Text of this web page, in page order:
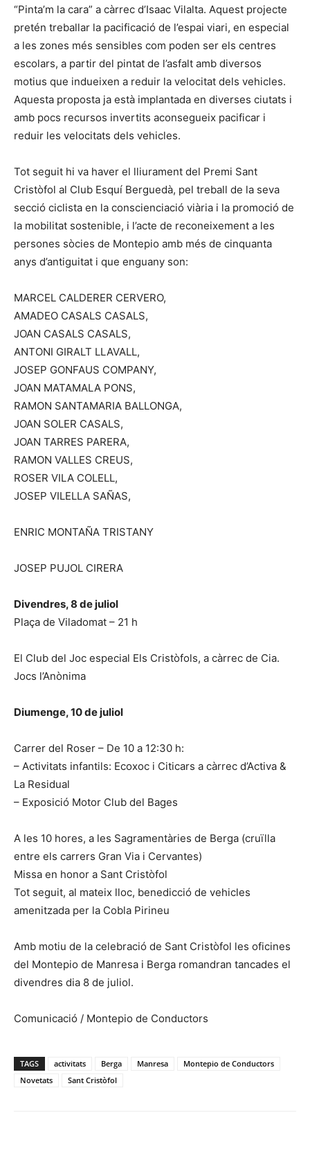
“Pinta’m la cara” a càrrec d’Isaac Vilalta. Aquest projecte
pretén treballar la pacificació de l’espai viari, en especial
a les zones més sensibles com poden ser els centres
escolars, a partir del pintat de l’asfalt amb diversos
motius que indueixen a reduir la velocitat dels vehicles.
Aquesta proposta ja està implantada en diverses ciutats i
amb pocs recursos invertits aconsegueix pacificar i
reduir les velocitats dels vehicles.
Tot seguit hi va haver el lliurament del Premi Sant
Cristòfol al Club Esquí Berguedà, pel treball de la seva
secció ciclista en la conscienciació viària i la promoció de
la mobilitat sostenible, i l’acte de reconeixement a les
persones sòcies de Montepio amb més de cinquanta
anys d’antiguitat i que enguany son:
MARCEL CALDERER CERVERO,
AMADEO CASALS CASALS,
JOAN CASALS CASALS,
ANTONI GIRALT LLAVALL,
JOSEP GONFAUS COMPANY,
JOAN MATAMALA PONS,
RAMON SANTAMARIA BALLONGA,
JOAN SOLER CASALS,
JOAN TARRES PARERA,
RAMON VALLES CREUS,
ROSER VILA COLELL,
JOSEP VILELLA SAÑAS,
ENRIC MONTAÑA TRISTANY
JOSEP PUJOL CIRERA
Divendres, 8 de juliol
Plaça de Viladomat – 21 h
El Club del Joc especial Els Cristòfols, a càrrec de Cia.
Jocs l’Anònima
Diumenge, 10 de juliol
Carrer del Roser – De 10 a 12:30 h:
– Activitats infantils: Ecoxoc i Citicars a càrrec d’Activa &
La Residual
– Exposició Motor Club del Bages
A les 10 hores, a les Sagramentàries de Berga (cruïlla
entre els carrers Gran Via i Cervantes)
Missa en honor a Sant Cristòfol
Tot seguit, al mateix lloc, benedicció de vehicles
amenitzada per la Cobla Pirineu
Amb motiu de la celebració de Sant Cristòfol les oficines
del Montepio de Manresa i Berga romandran tancades el
divendres dia 8 de juliol.
Comunicació / Montepio de Conductors
TAGS activitats Berga Manresa
Montepio de Conductors
Novetats
Sant Cristòfol